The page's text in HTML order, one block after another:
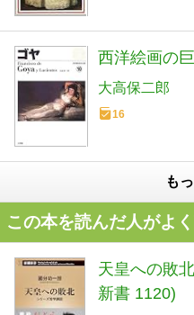
西洋絵画の
大高保二郎
16
も
この本を読んだ人がよ
天皇への敗
新書 1120)